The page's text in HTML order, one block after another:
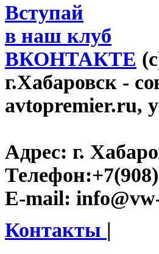
Вступай
в наш клуб
ВКОНТАКТЕ
г.Хабаровск -
avtopremier.ru,
Адрес: г.
Телефон:
E-mail:
Контакты |